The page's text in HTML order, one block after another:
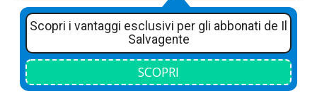
Scopri i vantaggi esclusivi per gli abbonati de Il
Salvagente
SCOPRI